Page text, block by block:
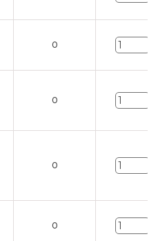
0
0
0
0